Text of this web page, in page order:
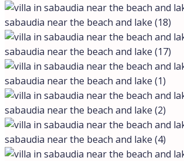
sabaudia near the beach and lake (18)
sabaudia near the beach and lake (17)
sabaudia near the beach and lake (1)
sabaudia near the beach and lake (2)
sabaudia near the beach and lake (4)